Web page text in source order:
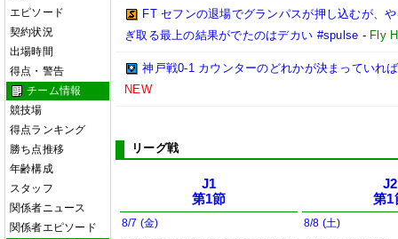
エピソード
契約状況
出場時間
得点・警告
チーム情報
競技場
得点ランキング
勝ち点推移
年齢構成
スタッフ
関係者ニュース
関係者エピソード
FT セフンの退場でグランパスが押し込むが、
ぎ取る最上の結果がでたのはデカい #spulse - Fly
神戸戦0-1 カウンターのどれかが決まっていれば
NEW
リーグ戦
J1
第1節
8/7 (金)
J2
第1
8/8 (土)